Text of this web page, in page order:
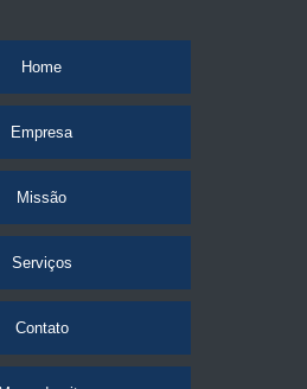
Home
Empresa
Missão
Serviços
Contato